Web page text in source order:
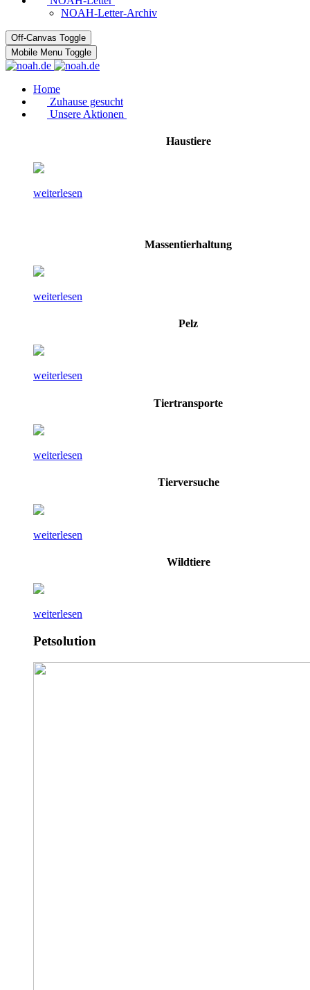
NOAH-Letter-Archiv
Off-Canvas Toggle
Mobile Menu Toggle
Home
Zuhause gesucht
Unsere Aktionen
Haustiere
weiterlesen
Massentierhaltung
weiterlesen
Pelz
weiterlesen
Tiertransporte
weiterlesen
Tierversuche
weiterlesen
Wildtiere
weiterlesen
Petsolution